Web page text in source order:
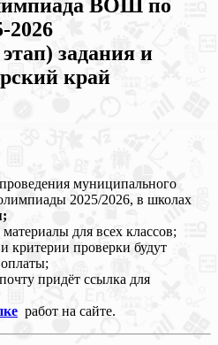
ВОШ по
задания и
край
муниципального
2025/2026, в школах
для всех классов;
критерии проверки будут
придёт ссылка для
работ на сайте.